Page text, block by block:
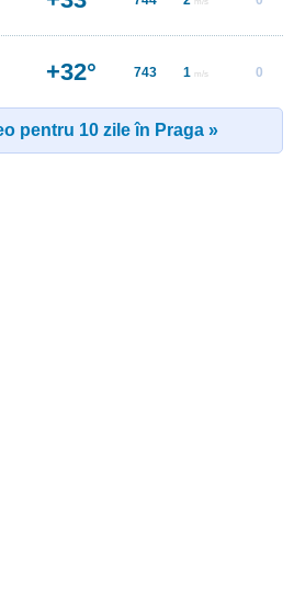
+32° 743 1 m/s 0
pentru 10 zile în Praga »